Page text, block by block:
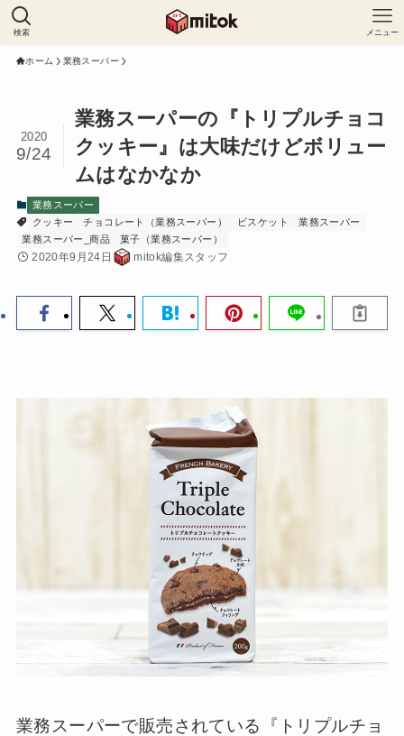
検索 メニュー
ホーム 業務スーパー
業務スーパーの『トリプルチョコ
クッキー』は大味だけどボリュー
ムはなかなか
2020
9/24
業務スーパー
クッキー
チョコレート（業務スーパー） ビスケット
業務スーパー
業務スーパー_商品
菓子（業務スーパー）
2020年9月24日 mitok編集スタッフ
業務スーパーで販売されている『トリプルチョ